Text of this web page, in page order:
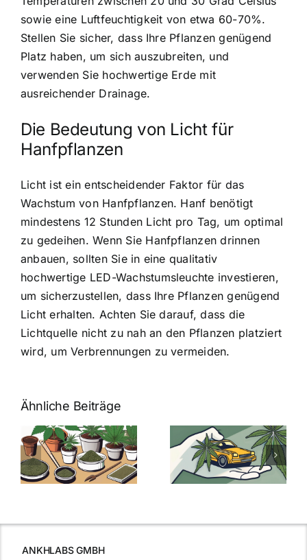
sowie eine Luftfeuchtigkeit von etwa 60-70%.
Stellen Sie sicher, dass Ihre Pflanzen genügend
Platz haben, um sich auszubreiten, und
verwenden Sie hochwertige Erde mit
ausreichender Drainage.
Die Bedeutung von Licht für
Hanfpflanzen
Licht ist ein entscheidender Faktor für das
Wachstum von Hanfpflanzen. Hanf benötigt
mindestens 12 Stunden Licht pro Tag, um optimal
zu gedeihen. Wenn Sie Hanfpflanzen drinnen
anbauen, sollten Sie in eine qualitativ
hochwertige LED-Wachstumsleuchte investieren,
um sicherzustellen, dass Ihre Pflanzen genügend
Licht erhalten. Achten Sie darauf, dass die
Lichtquelle nicht zu nah an den Pflanzen platziert
wird, um Verbrennungen zu vermeiden.
Ähnliche Beiträge
Neue THC-
Grenzwert-
Regelung:
Was Sie über
Cannabis und
müssen
Cannabis
Samen
kaufen: Alles
was Sie
ANKHLABS GMBH